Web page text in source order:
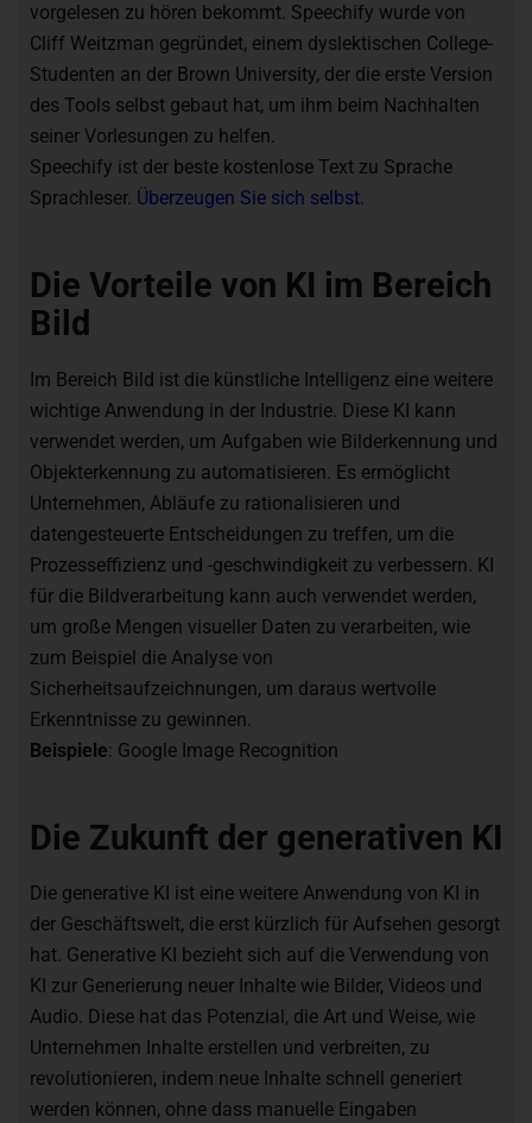
vorgelesen zu hören bekommt. Speechify wurde von
Cliff Weitzman gegründet, einem dyslektischen College-
Studenten an der Brown University, der die erste Version
des Tools selbst gebaut hat, um ihm beim Nachhalten
seiner Vorlesungen zu helfen.
Speechify ist der beste kostenlose Text zu Sprache
Sprachleser. Überzeugen Sie sich selbst.
Die Vorteile von KI im Bereich
Bild
Im Bereich Bild ist die künstliche Intelligenz eine weitere
wichtige Anwendung in der Industrie. Diese KI kann
verwendet werden, um Aufgaben wie Bilderkennung und
Objekterkennung zu automatisieren. Es ermöglicht
Unternehmen, Abläufe zu rationalisieren und
datengesteuerte Entscheidungen zu treffen, um die
Prozesseffizienz und -geschwindigkeit zu verbessern. KI
für die Bildverarbeitung kann auch verwendet werden,
um große Mengen visueller Daten zu verarbeiten, wie
zum Beispiel die Analyse von
Sicherheitsaufzeichnungen, um daraus wertvolle
Erkenntnisse zu gewinnen.
Beispiele: Google Image Recognition
Die Zukunft der generativen KI
Die generative KI ist eine weitere Anwendung von KI in
der Geschäftswelt, die erst kürzlich für Aufsehen gesorgt
hat. Generative KI bezieht sich auf die Verwendung von
KI zur Generierung neuer Inhalte wie Bilder, Videos und
Audio. Diese hat das Potenzial, die Art und Weise, wie
Unternehmen Inhalte erstellen und verbreiten, zu
revolutionieren, indem neue Inhalte schnell generiert
werden können, ohne dass manuelle Eingaben